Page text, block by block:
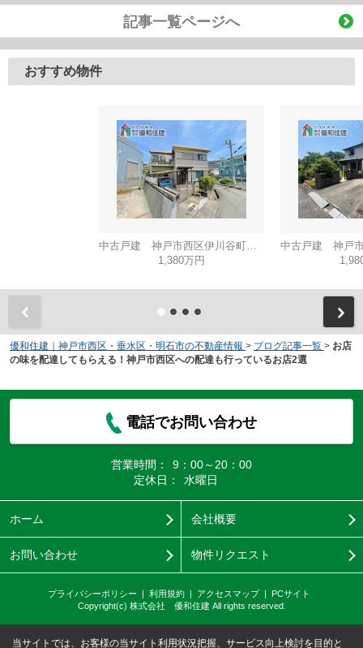
記事一覧ページへ
おすすめ物件
中古戸建 神戸市西区伊川谷町有瀬
1,380万円
優和住建｜神戸市西区・垂水区・明石市の不動産情報 > ブログ記事一覧 > お店
の味を配達してもらえる！神戸市西区への配達も行っているお店2選
電話でお問い合わせ
営業時間：
9：00～20：00
定休日：
水曜日
ホーム 会社概要
お問い合わせ 物件リクエスト
プライバシーポリシー 利用規約 アクセスマップ
PCサイト
Copyright(c) 株式会社 優和住建 All rights reserved.
当サイトでは、お客様の当サイト利用状況把握、サービス向上検討を目的と